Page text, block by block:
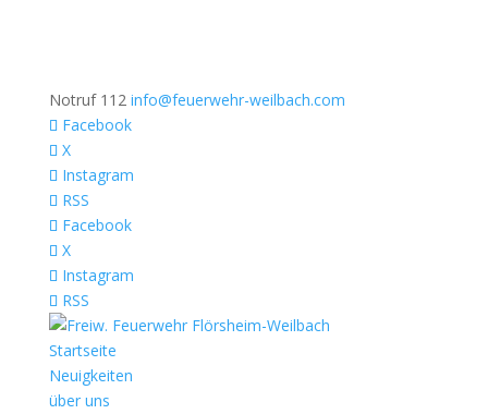
Notruf 112 info@feuerwehr-weilbach.com
Facebook
X
Instagram
RSS
Facebook
X
Instagram
RSS
Startseite
Neuigkeiten
über uns